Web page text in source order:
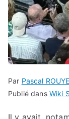
Par Pascal
Publié dans Wiki
Il y avait,